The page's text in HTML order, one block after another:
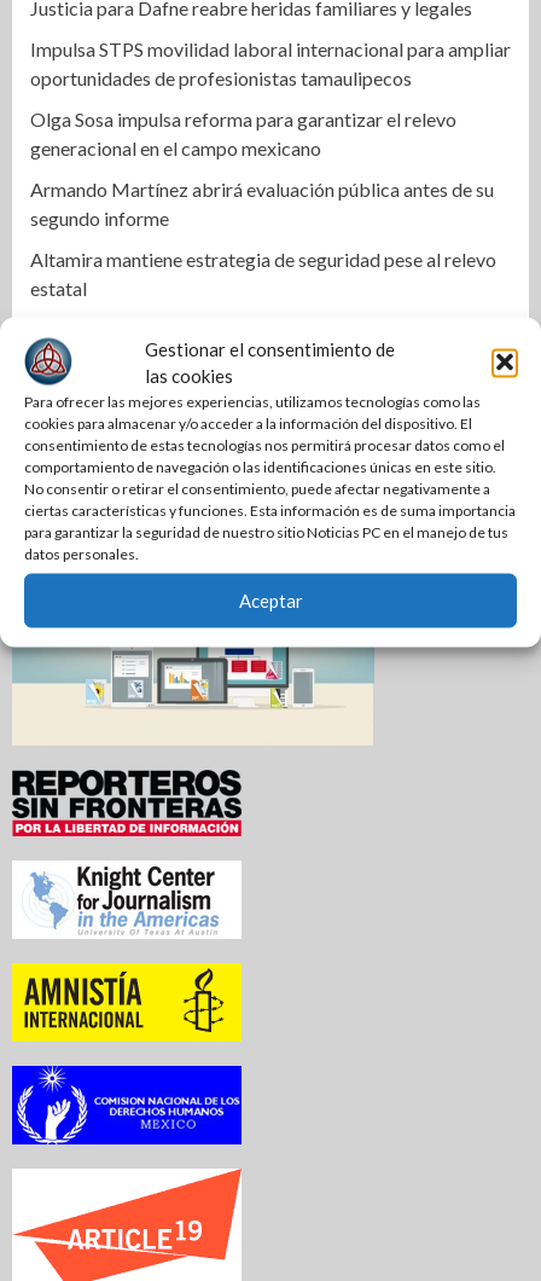
Gestionar el consentimiento de
las cookies
Para ofrecer las mejores experiencias, utilizamos tecnologías como las
cookies para almacenar y/o acceder a la información del dispositivo. El
consentimiento de estas tecnologías nos permitirá procesar datos como el
comportamiento de navegación o las identificaciones únicas en este sitio.
No consentir o retirar el consentimiento, puede afectar negativamente a
ciertas características y funciones. Esta información es de suma importancia
para garantizar la seguridad de nuestro sitio Noticias PC en el manejo de tus
datos personales.
Aceptar
Justicia para Dafne reabre heridas familiares y legales
Impulsa STPS movilidad laboral internacional para ampliar
oportunidades de profesionistas tamaulipecos
Olga Sosa impulsa reforma para garantizar el relevo
generacional en el campo mexicano
Armando Martínez abrirá evaluación pública antes de su
segundo informe
Altamira mantiene estrategia de seguridad pese al relevo
estatal
León
Tamaulipas sigue impulsando una agenda de
infraestructura con sentido humanista
Ciclista termina lesionado tras impactarse contra la puerta
de un automóvil